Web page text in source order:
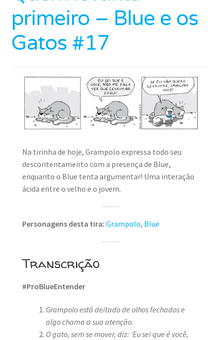
primeiro – Blue e os
Gatos #17
Na tirinha de hoje, Grampolo expressa todo seu
descontentamento com a presença de Blue,
enquanto o Blue tenta argumentar! Uma interação
ácida entre o velho e o jovem.
Personagens desta tira: Grampolo, Blue
Transcrição
#ProBlueEntender
Grampolo está deitado de olhos fechados e
algo chama a sua atenção.
O gato, sem se mover, diz: ‘Eu sei que é você,